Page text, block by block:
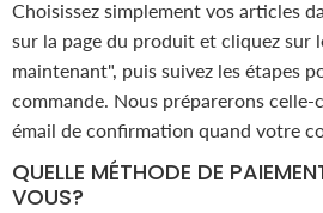
Choisissez simplement vos articles
sur la page du produit et cliquez sur
maintenant", puis suivez les étapes
commande. Nous préparerons
émail de confirmation quand votre
QUELLE MÉTHODE DE
VOUS?